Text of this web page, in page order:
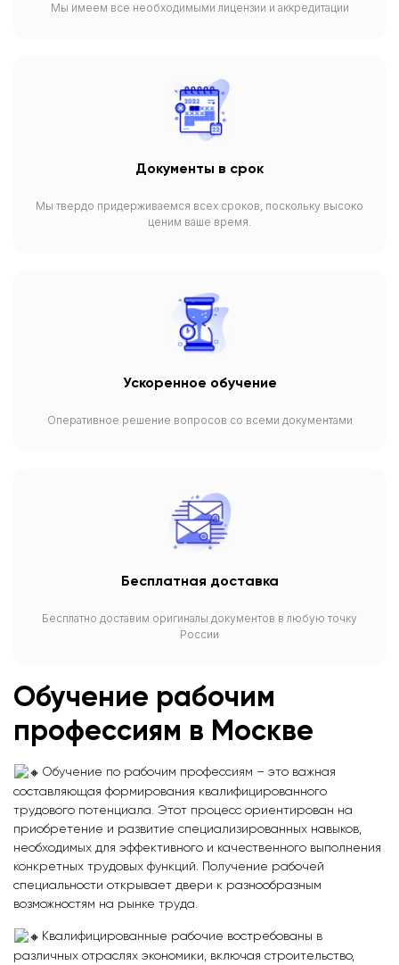
Мы имеем все необходимыми лицензии и аккредитации
Документы в срок
Мы твердо придерживаемся всех сроков, поскольку высоко
ценим ваше время.
Ускоренное обучение
Оперативное решение вопросов со всеми документами
Бесплатная доставка
Бесплатно доставим оригиналы документов в любую точку
России
Обучение рабочим
профессиям в Москве
Обучение по рабочим профессиям – это важная
составляющая формирования квалифицированного
трудового потенциала. Этот процесс ориентирован на
приобретение и развитие специализированных навыков,
необходимых для эффективного и качественного выполнения
конкретных трудовых функций. Получение рабочей
специальности открывает двери к разнообразным
возможностям на рынке труда.
Квалифицированные рабочие востребованы в
различных отраслях экономики, включая строительство,